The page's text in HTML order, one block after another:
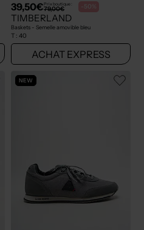
39,50€Prix boutique :
79,00€ -50%
TIMBERLAND
Baskets - Semelle amovible bleu
T : 40
ACHAT EXPRESS
NEW